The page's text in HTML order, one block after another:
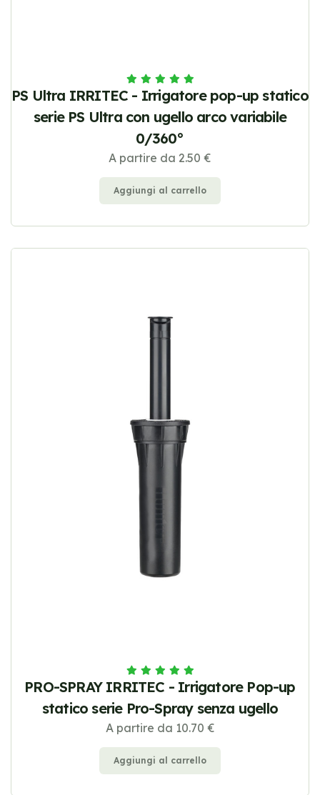
PS Ultra IRRITEC - Irrigatore pop-up statico
serie PS Ultra con ugello arco variabile
0/360°
A partire da 2.50 €
Aggiungi al carrello
PRO-SPRAY IRRITEC - Irrigatore Pop-up
statico serie Pro-Spray senza ugello
A partire da 10.70 €
Aggiungi al carrello